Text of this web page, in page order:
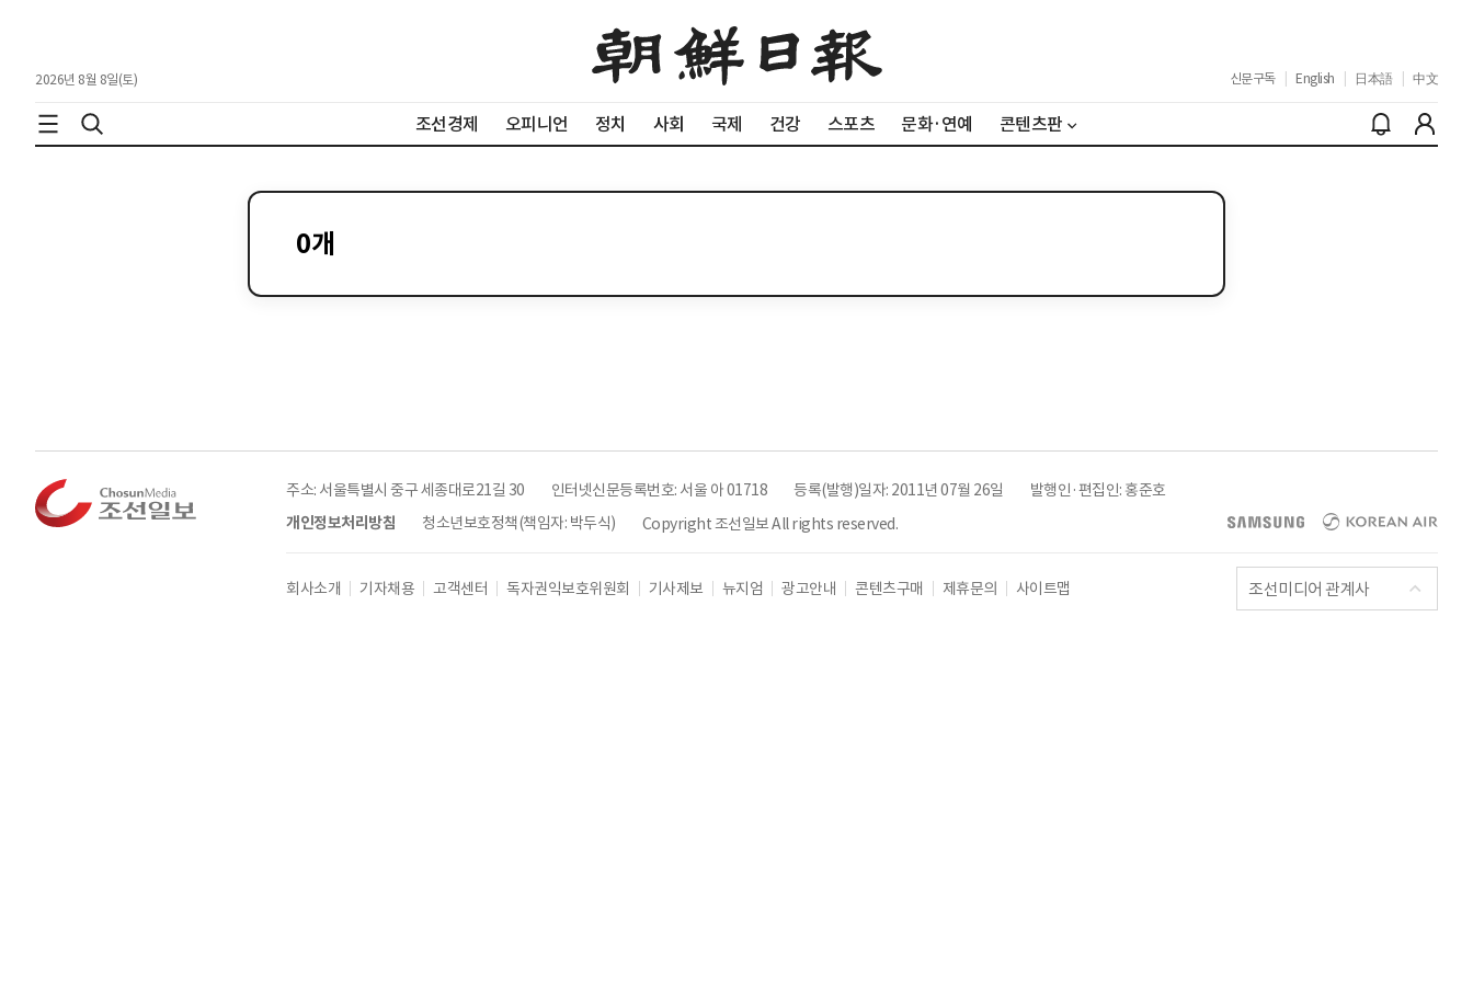
2026년 8월 8일(토) 신문구독 English 日本語 中文
조선경제 오피니언 정치 사회 국제 건강 스포츠 문화·연예 콘텐츠판
0개
주소: 서울특별시 중구 세종대로21길 30 인터넷신문등록번호: 서울 아 01718 등록(발행)일자: 2011년 07월 26일
발행인·편집인: 홍준호
개인정보처리방침
청소년보호정책(책임자: 박두식) Copyright 조선일보 All rights reserved.
회사소개 기자채용 고객센터 독자권익보호위원회 기사제보 뉴지엄 광고안내 콘텐츠구매 제휴문의 사이트맵 조선미디어 관계사